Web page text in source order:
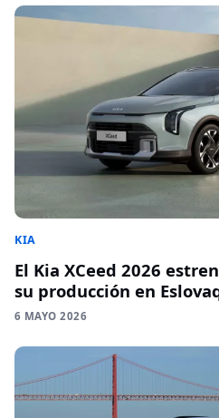
KIA
El Kia XCeed 2026
su producción en
6 MAYO 2026